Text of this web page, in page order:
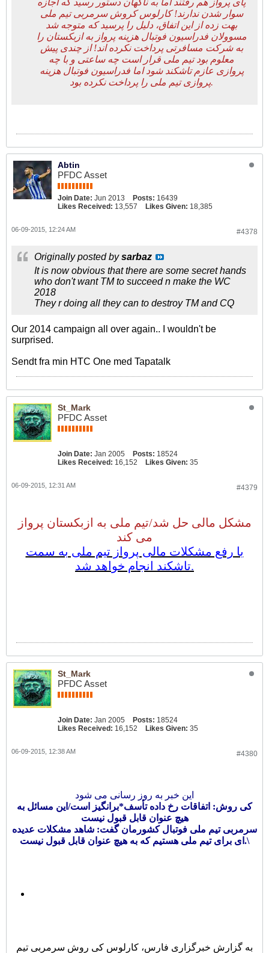
پای پرواز هم رفتند اما به ناگهان دستور رسید که اجازه
سوار شدن ندارند! کارلوس کروش سرمربی تیم ملی
بهت زده از این اتفاق، دلیل را پرسید که متوجه شد
مسوولان فدراسیون فوتبال هزینه پرواز به ازبکستان را
به شرکت مسافرتی پرداخت نکرده اند! از چندی پیش
معلوم بود تیم ملی قرار است چه ساعتی و با چه
پروازی عازم تاشکند شود اما فدراسیون فوتبال هزینه
پروازی تیم ملی را پرداخت نکرده بود.
Abtin
PFDC Asset
Join Date: Jun 2013 Posts: 16439
Likes Received: 13,557 Likes Given: 18,385
#4378
06-09-2015, 12:24 AM
Originally posted bysarbaz
It is now obvious that there are some secret hands
who don't want TM to succeed n make the WC
2018
They r doing all they can to destroy TM and CQ
Our 2014 campaign all over again.. I wouldn't be
surprised.
Sendt fra min HTC One med Tapatalk
St_Mark
PFDC Asset
Join Date: Jan 2005 Posts: 18524
Likes Received: 16,152 Likes Given: 35
#4379
06-09-2015, 12:31 AM
مشکل مالی حل شد/تیم ملی به ازبکستان پرواز
می کند
با رفع مشکلات مالی پرواز تیم ملی به سمت
تاشکند انجام خواهد شد.
St_Mark
PFDC Asset
Join Date: Jan 2005 Posts: 18524
Likes Received: 16,152 Likes Given: 35
#4380
06-09-2015, 12:38 AM
این خبر به روز رسانی می شود
کی روش: اتفاقات رخ داده تأسف*برانگیز است/این مسائل به
هیچ عنوان قابل قبول نیست
سرمربی تیم ملی فوتبال کشورمان گفت: شاهد مشکلات عدیده
ای برای تیم ملی هستیم که به هیچ عنوان قابل قبول نیست.\
به گزارش خبرگزاری فارس، کارلوس کی روش سرمربی تیم